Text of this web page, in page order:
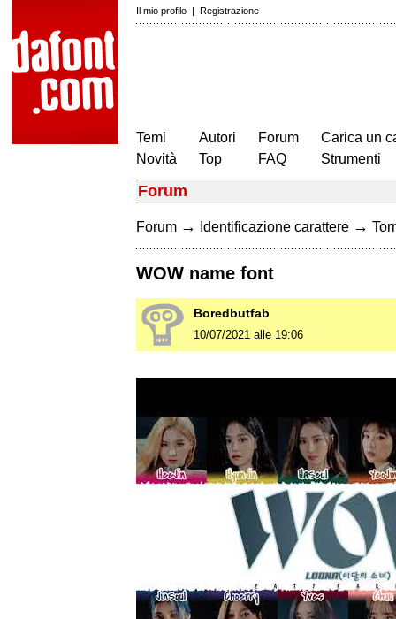
Il mio profilo | Registrazione
Temi
Novità
Autori
Top
Forum
FAQ
Carica un
Strumenti
Forum
Forum → Identificazione carattere →
WOW name font
Boredbutfab
10/07/2021 alle 19:06